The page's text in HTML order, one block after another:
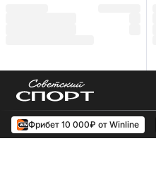
Фрибет 10 000₽ от Winline